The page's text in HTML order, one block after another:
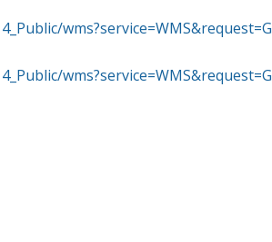
wms?service=WMS&request=G
wms?service=WMS&request=G